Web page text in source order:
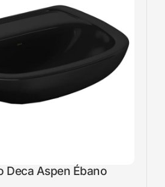
Deca Aspen Ébano